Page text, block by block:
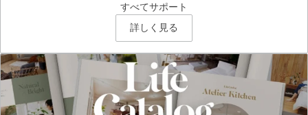
すべてサポート
詳しく見る